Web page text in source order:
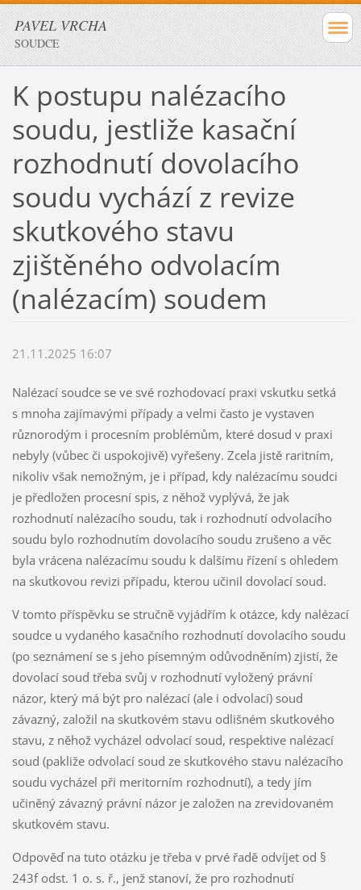
PAVEL VRCHA
SOUDCE
K postupu nalézacího
soudu, jestliže kasační
rozhodnutí dovolacího
soudu vychází z revize
skutkového stavu
zjištěného odvolacím
(nalézacím) soudem
21.11.2025 16:07
Nalézací soudce se ve své rozhodovací praxi vskutku setká
s mnoha zajímavými případy a velmi často je vystaven
různorodým i procesním problémům, které dosud v praxi
nebyly (vůbec či uspokojivě) vyřešeny. Zcela jistě raritním,
nikoliv však nemožným, je i případ, kdy nalézacímu soudci
je předložen procesní spis, z něhož vyplývá, že jak
rozhodnutí nalézacího soudu, tak i rozhodnutí odvolacího
soudu bylo rozhodnutím dovolacího soudu zrušeno a věc
byla vrácena nalézacímu soudu k dalšímu řízení s ohledem
na skutkovou revizi případu, kterou učinil dovolací soud.
V tomto příspěvku se stručně vyjádřím k otázce, kdy nalézací
soudce u vydaného kasačního rozhodnutí dovolacího soudu
(po seznámení se s jeho písemným odůvodněním) zjistí, že
dovolací soud třeba svůj v rozhodnutí vyložený právní
názor, který má být pro nalézací (ale i odvolací) soud
závazný, založil na skutkovém stavu odlišném skutkového
stavu, z něhož vycházel odvolací soud, respektive nalézací
soud (pakliže odvolací soud ze skutkového stavu nalézacího
soudu vycházel při meritorním rozhodnutí), a tedy jím
učiněný závazný právní názor je založen na zrevidovaném
skutkovém stavu.
Odpověď na tuto otázku je třeba v prvé řadě odvíjet od §
243f odst. 1 o. s. ř., jenž stanoví, že pro rozhodnutí